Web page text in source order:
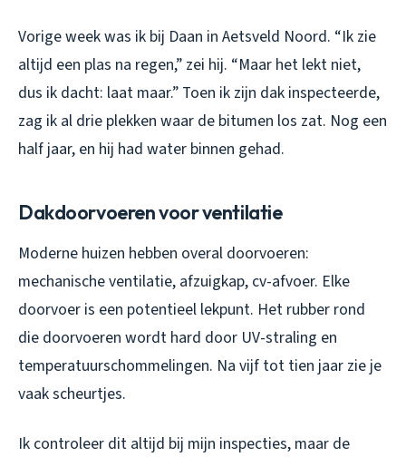
Vorige week was ik bij Daan in Aetsveld Noord. “Ik zie
altijd een plas na regen,” zei hij. “Maar het lekt niet,
dus ik dacht: laat maar.” Toen ik zijn dak inspecteerde,
zag ik al drie plekken waar de bitumen los zat. Nog een
half jaar, en hij had water binnen gehad.
Dakdoorvoeren voor ventilatie
Moderne huizen hebben overal doorvoeren:
mechanische ventilatie, afzuigkap, cv-afvoer. Elke
doorvoer is een potentieel lekpunt. Het rubber rond
die doorvoeren wordt hard door UV-straling en
temperatuurschommelingen. Na vijf tot tien jaar zie je
vaak scheurtjes.
Ik controleer dit altijd bij mijn inspecties, maar de